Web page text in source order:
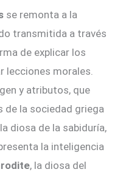
se remonta a la
transmitida a través
de explicar los
lecciones morales.
y atributos, que
de la sociedad griega
diosa de la sabiduría,
la inteligencia
, la diosa del